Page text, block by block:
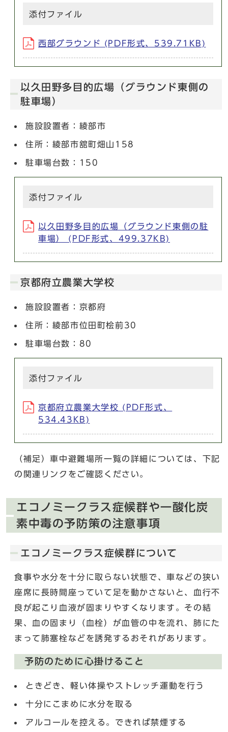
添付ファイル
西部グラウンド (PDF形式、539.71KB)
以久田野多目的広場（グラウンド東側の
駐車場）
施設設置者：綾部市
住所：綾部市舘町畑山158
駐車場台数：150
添付ファイル
以久田野多目的広場（グラウンド東側の駐
車場） (PDF形式、499.37KB)
京都府立農業大学校
施設設置者：京都府
住所：綾部市位田町桧前30
駐車場台数：80
添付ファイル
京都府立農業大学校 (PDF形式、
534.43KB)
（補足）車中避難場所一覧の詳細については、下記
の関連リンクをご確認ください。
エコノミークラス症候群や一酸化炭
素中毒の予防策の注意事項
エコノミークラス症候群について
食事や水分を十分に取らない状態で、車などの狭い
座席に長時間座っていて足を動かさないと、血行不
良が起こり血液が固まりやすくなります。その結
果、血の固まり（血栓）が血管の中を流れ、肺にた
まって肺塞栓などを誘発するおそれがあります。
予防のために心掛けること
ときどき、軽い体操やストレッチ運動を行う
十分にこまめに水分を取る
アルコールを控える。できれば禁煙する